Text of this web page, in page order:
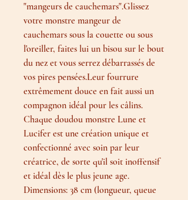
"mangeurs de cauchemars".Glissez
votre monstre mangeur de
cauchemars sous la couette ou sous
l'oreiller, faites lui un bisou sur le bout
du nez et vous serrez débarrassés de
vos pires pensées.Leur fourrure
extrêmement douce en fait aussi un
compagnon idéal pour les câlins.
Chaque doudou monstre Lune et
Lucifer est une création unique et
confectionné avec soin par leur
créatrice, de sorte qu'il soit inoffensif
et idéal dès le plus jeune age.
Dimensions: 38 cm (longueur, queue